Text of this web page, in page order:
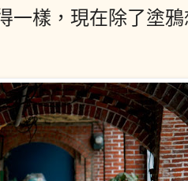
一樣，現在除了塗